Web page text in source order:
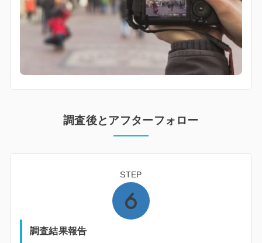
調査後とアフターフォロー
STEP
調査結果報告